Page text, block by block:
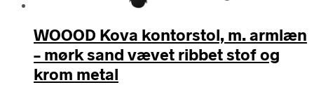
WOOOD Kova kontorstol, m. armlæn
– mørk sand vævet ribbet stof og
krom metal